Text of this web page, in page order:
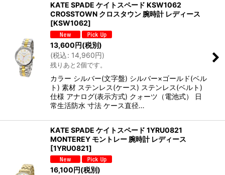
絞り込む
KATE SPADE ケイトスペード KSW1062
CROSSTOWN クロスタウン 腕時計 レディース
[KSW1062]
13,600円(税別)
(税込: 14,960円)
残りあと2個です。
カラー シルバー(文字盤) シルバー×ゴールド(ベル
ト) 素材 ステンレス(ケース) ステンレス(ベルト)
仕様 アナログ(表示方式) クォーツ（電池式） 日
常生活防水 寸法 ケース直径…
KATE SPADE ケイトスペード 1YRU0821
MONTEREY モントレー 腕時計 レディース
[1YRU0821]
16,100円(税別)